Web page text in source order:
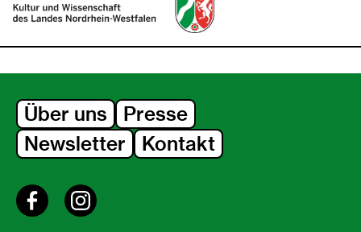
Über uns
Presse
Newsletter
Kontakt